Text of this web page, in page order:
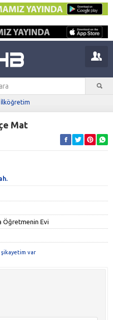
İlköğretim
Mat
Öğretmenin Evi
var